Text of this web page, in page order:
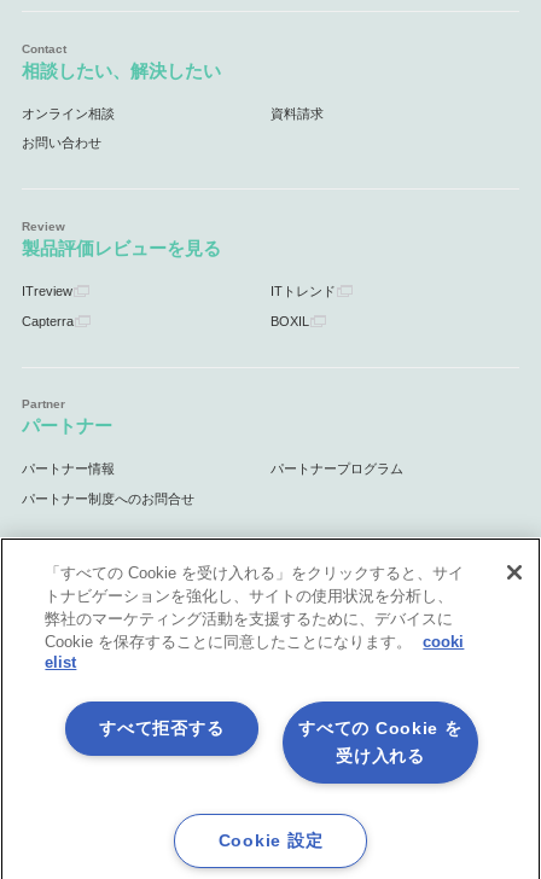
相談したい、解決したい
オンライン相談 資料請求
お問い合わせ
製品評価レビューを見る
ITreview ITトレンド
Capterra BOXIL
パートナー
パートナー情報 パートナープログラム
パートナー制度へのお問合せ
サポート
サポート情報
各社商標について
会社情報
©1998-2026 Asteria Corporation.
「すべての Cookie を受け入れる」をクリックすると、サイ
トナビゲーションを強化し、サイトの使用状況を分析し、
弊社のマーケティング活動を支援するために、デバイスに
Cookie を保存することに同意したことになります。
cooki
elist
すべての Cookie を
受け入れる
すべて拒否する
Cookie 設定